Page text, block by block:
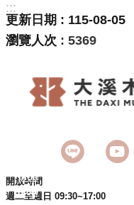
:::
更新日期
115-08-05
瀏覽人次
5369
開放時間
週二至週日 09:30~17:00